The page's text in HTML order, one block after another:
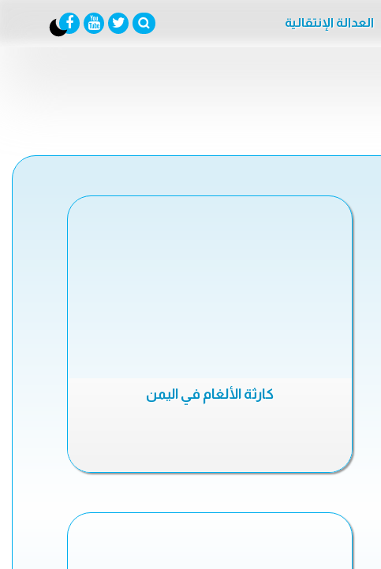
العدالة الإنتقالية
كارثة الألغام في اليمن